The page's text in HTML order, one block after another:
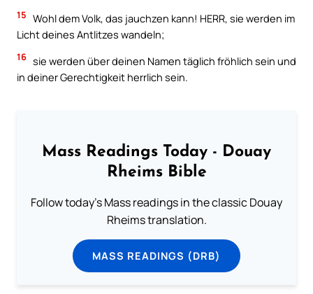
15 Wohl dem Volk, das jauchzen kann! HERR, sie werden im
Licht deines Antlitzes wandeln;
16 sie werden über deinen Namen täglich fröhlich sein und
in deiner Gerechtigkeit herrlich sein.
Mass Readings Today - Douay
Rheims Bible
Follow today's Mass readings in the classic Douay
Rheims translation.
MASS READINGS (DRB)